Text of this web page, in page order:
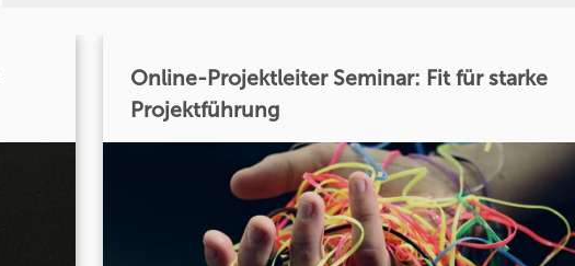
Online-Projektleiter Seminar: Fit für starke
Projektführung